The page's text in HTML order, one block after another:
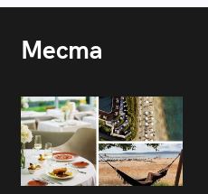
Места